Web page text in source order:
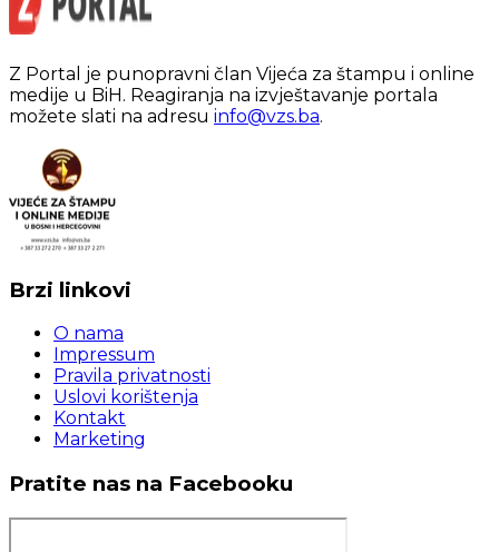
Z Portal je punopravni član Vijeća za štampu i online
medije u BiH. Reagiranja na izvještavanje portala
možete slati na adresu info@vzs.ba.
Brzi linkovi
O nama
Impressum
Pravila privatnosti
Uslovi korištenja
Kontakt
Marketing
Pratite nas na Facebooku